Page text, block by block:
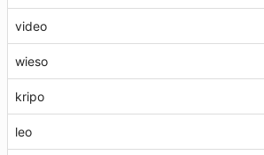
video
wieso
kripo
leo